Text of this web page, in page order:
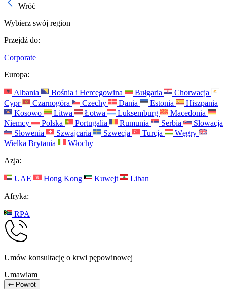
Wróć
Wybierz swój region
Przejdź do:
Corporate
Europa:
Albania Bośnia i Hercegowina Bułgaria
Chorwacja
Cypr
Czarnogóra Czechy Dania Estonia
Hiszpania
Kosowo
Litwa Łotwa Luksemburg
Macedonia
Niemcy
Polska Portugalia Rumunia Serbia
Słowacja
Słowenia
Szwajcaria Szwecja Turcja
Węgry
Wielka Brytania
Włochy
Azja:
UAE Hong Kong Kuwejt
Liban
Afryka:
RPA
Umów konsultację o krwi pępowinowej
Umawiam
Powrót